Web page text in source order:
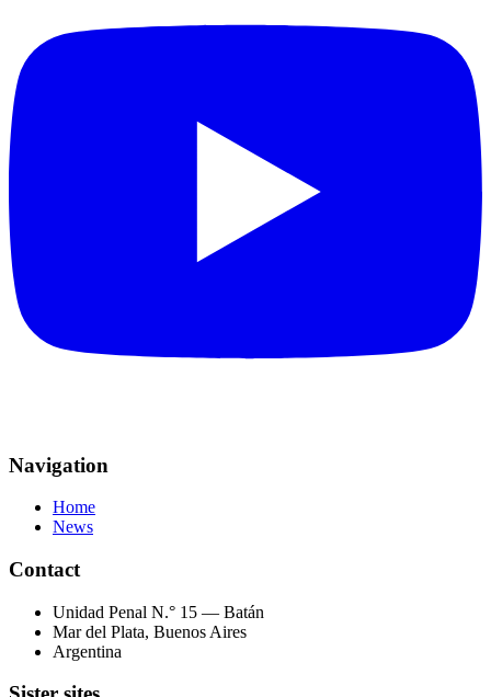
Navigation
Home
News
Contact
Unidad Penal N.° 15 — Batán
Mar del Plata, Buenos Aires
Argentina